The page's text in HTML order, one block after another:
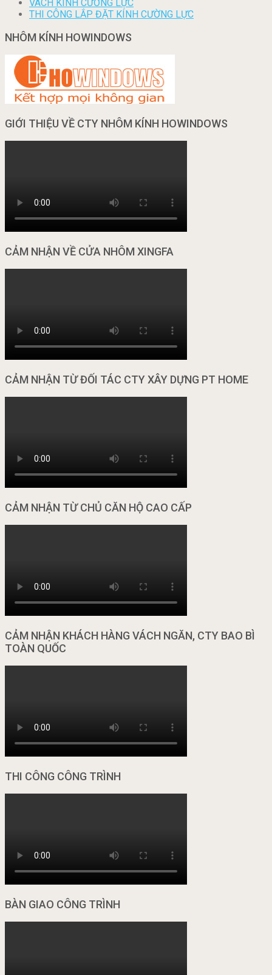
VÁCH KÍNH CƯỜNG LỰC
THI CÔNG LẮP ĐẶT KÍNH CƯỜNG LỰC
NHÔM KÍNH HOWINDOWS
GIỚI THIỆU VỀ CTY NHÔM KÍNH HOWINDOWS
CẢM NHẬN VỀ CỬA NHÔM XINGFA
CẢM NHẬN TỪ ĐỐI TÁC CTY XÂY DỰNG PT HOME
CẢM NHẬN TỪ CHỦ CĂN HỘ CAO CẤP
CẢM NHẬN KHÁCH HÀNG VÁCH NGĂN, CTY BAO BÌ
TOÀN QUỐC
THI CÔNG CÔNG TRÌNH
BÀN GIAO CÔNG TRÌNH